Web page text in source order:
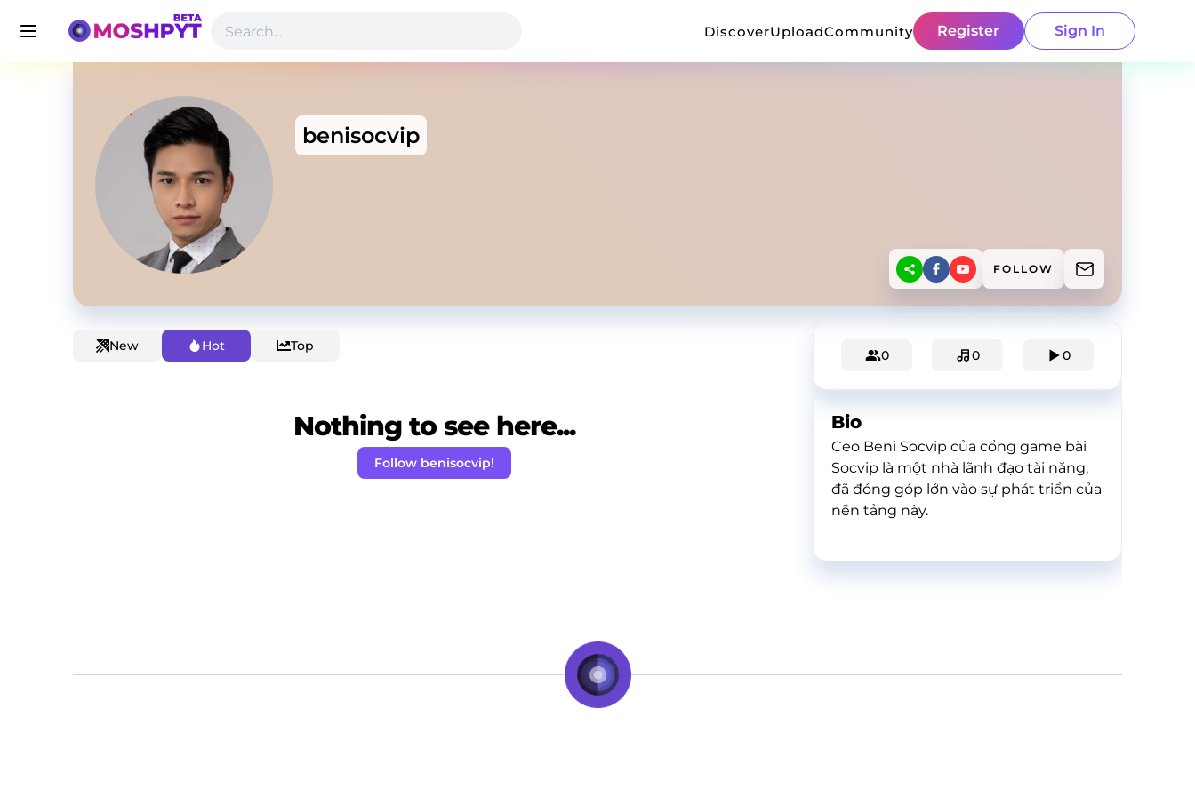
DiscoverUploadCommunity Register Sign In
benisocvip
FOLLOW
New Hot Top
Nothing to see here...
Follow benisocvip!
0 0 0
Bio
Ceo Beni Socvip của cổng game bài
Socvip là một nhà lãnh đạo tài năng,
đã đóng góp lớn vào sự phát triển của
nền tảng này.